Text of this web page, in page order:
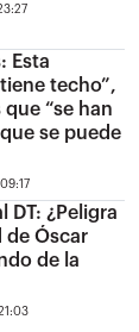
Esta
techo”,
“se han
se puede
DT: ¿Peligra
de Óscar
de la